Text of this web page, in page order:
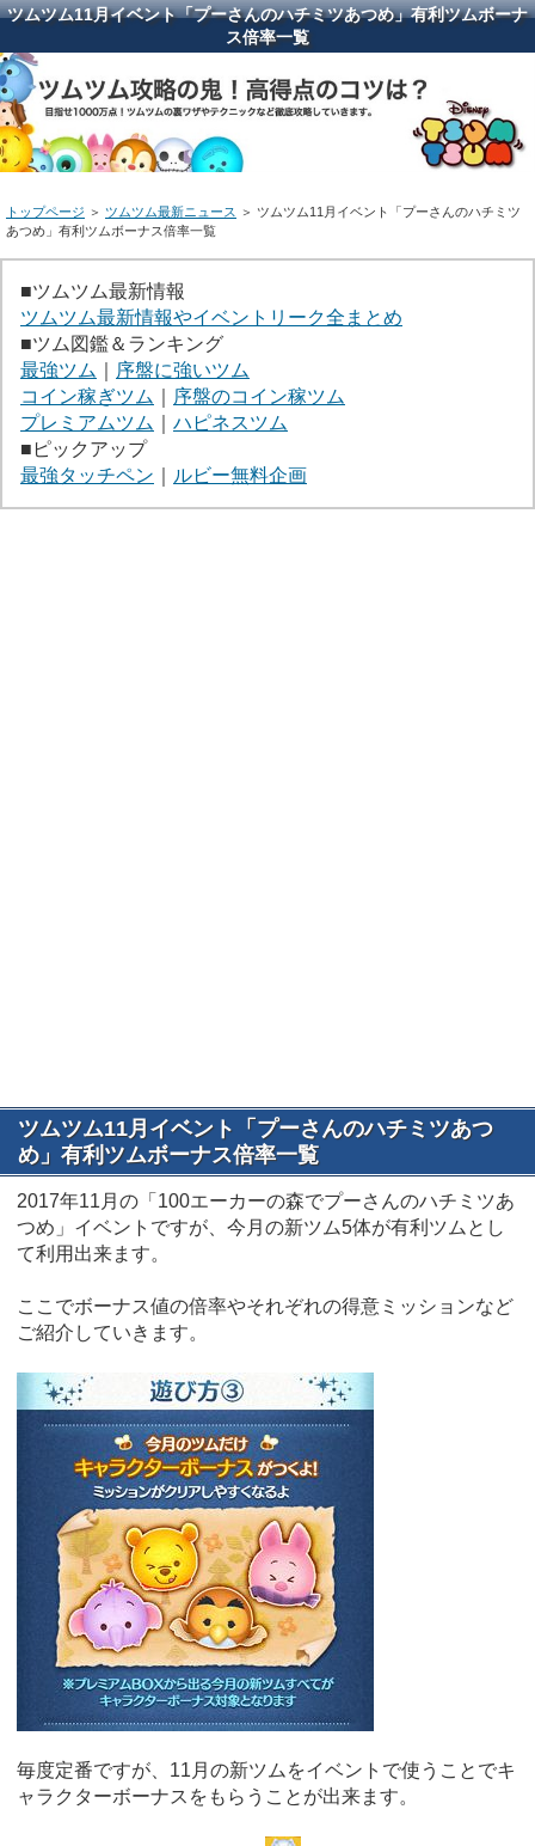
ツムツム11月イベント「プーさんのハチミツあつめ」有利ツムボーナ
ス倍率一覧
トップページ ＞ ツムツム最新ニュース
＞ ツムツム11月イベント「プーさんのハチミツ
あつめ」有利ツムボーナス倍率一覧
■ツムツム最新情報
ツムツム最新情報やイベントリーク全まとめ
■ツム図鑑＆ランキング
最強ツム
序盤に強いツム
コイン稼ぎツム
序盤のコイン稼ツム
プレミアムツム
ハピネスツム
■ピックアップ
最強タッチペン
ルビー無料企画
ツムツム11月イベント「プーさんのハチミツあつ
め」有利ツムボーナス倍率一覧
2017年11月の「100エーカーの森でプーさんのハチミツあ
つめ」イベントですが、今月の新ツム5体が有利ツムとし
て利用出来ます。
ここでボーナス値の倍率やそれぞれの得意ミッションなど
ご紹介していきます。
毎度定番ですが、11月の新ツムをイベントで使うことでキ
ャラクターボーナスをもらうことが出来ます。